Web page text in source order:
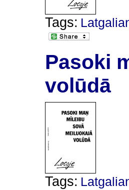
Tags:
Pasoki
volūdā
Tags: